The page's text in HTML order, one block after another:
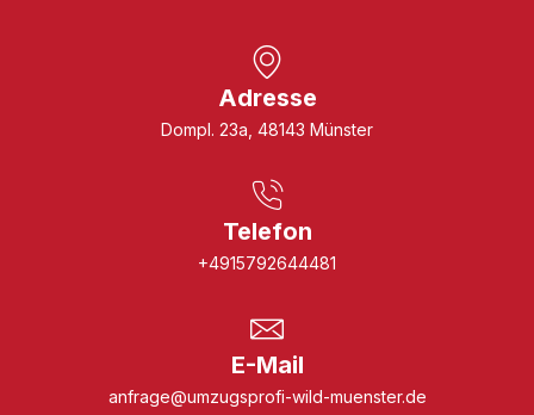
Adresse
Dompl. 23a, 48143 Münster
Telefon
+4915792644481
E-Mail
anfrage@umzugsprofi-wild-muenster.de